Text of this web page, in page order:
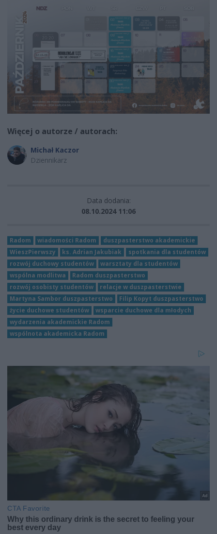
Więcej o autorze / autorach:
Michał Kaczor
Dziennikarz
Data dodania:
08.10.2024 11:06
Radom wiadomości Radom
duszpasterstwo akademickie
WieszPierwszy
ks. Adrian Jakubiak
spotkania dla studentów
rozwój duchowy studentów
warsztaty dla studentów
wspólna modlitwa
Radom duszpasterstwo
rozwój osobisty studentów
relacje w duszpasterstwie
Martyna Sambor duszpasterstwo
Filip Kopyt duszpasterstwo
życie duchowe studentów
wsparcie duchowe dla młodych
wydarzenia akademickie Radom
wspólnota akademicka Radom